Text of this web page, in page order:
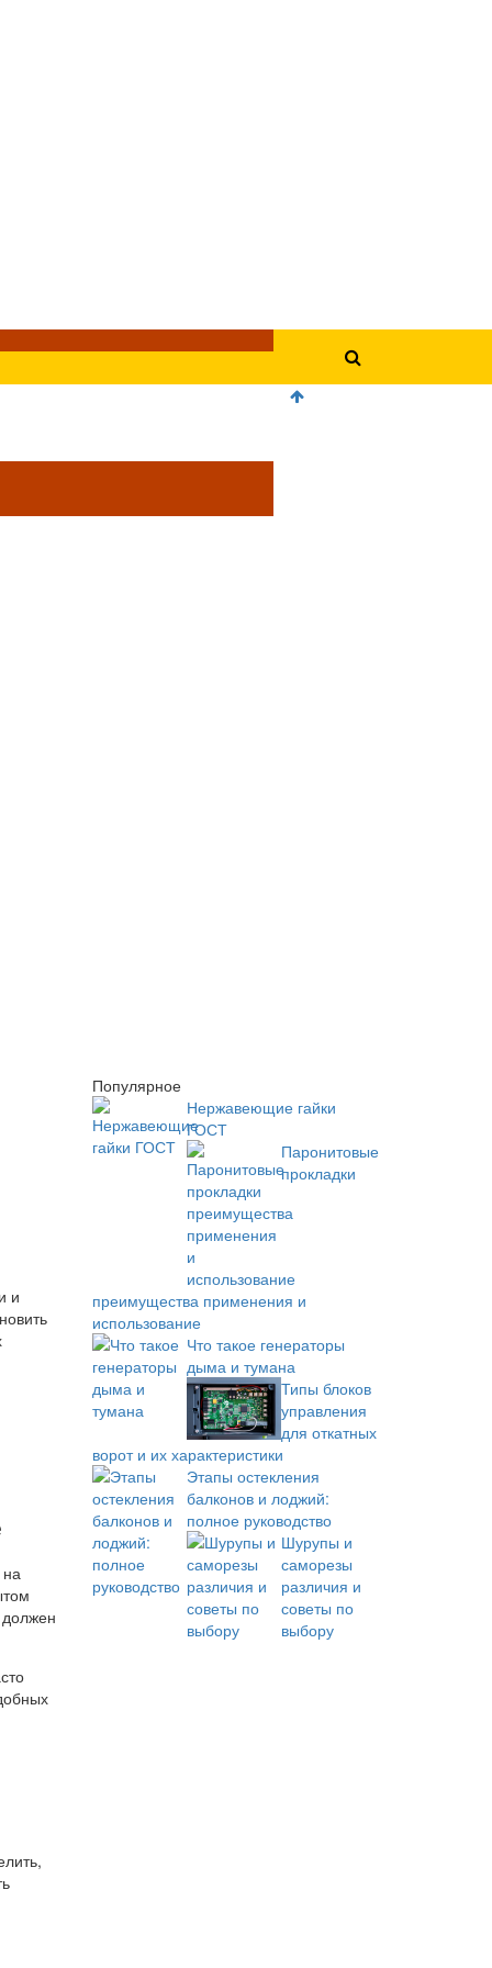
и
на
Популярное
Нержавеющие гайки
ГОСТ
Паронитовые
прокладки
преимущества применения и
использование
Что такое генераторы
дыма и тумана
Типы блоков
управления
для откатных
ворот и их характеристики
Этапы остекления
балконов и лоджий:
полное руководство
Шурупы и
саморезы
различия и
советы по
выбору